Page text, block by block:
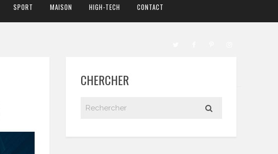
SPORT MAISON HIGH-TECH CONTACT
CHERCHER